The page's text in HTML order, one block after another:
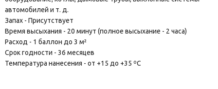
автомобилей и т. д.
Запах - Присутствует
Время высыхания - 20 минут (полное высыхание - 2 часа)
Расход - 1 баллон до 3 м²
Срок годности - 36 месяцев
Температура нанесения - от +15 до +35 ºС